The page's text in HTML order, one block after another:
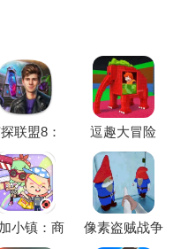
联盟8：
险完整免谷
最新手机版
逗趣大冒险
(脑腐脑冒险
游戏)
小镇：商
像素盗贼战争